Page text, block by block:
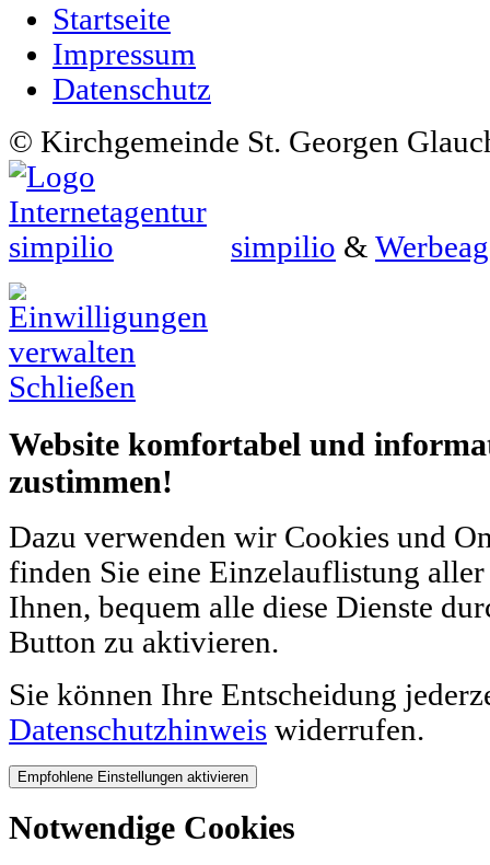
Startseite
Impressum
Datenschutz
© Kirchgemeinde St. Georgen
simpilio &
Schließen
Website komfortabel und
zustimmen!
Dazu verwenden wir Cookies und
finden Sie eine Einzelauflistung
Ihnen, bequem alle diese Dienste
Button zu aktivieren.
Sie können Ihre Entscheidung
Datenschutzhinweis widerrufen.
Notwendige Cookies